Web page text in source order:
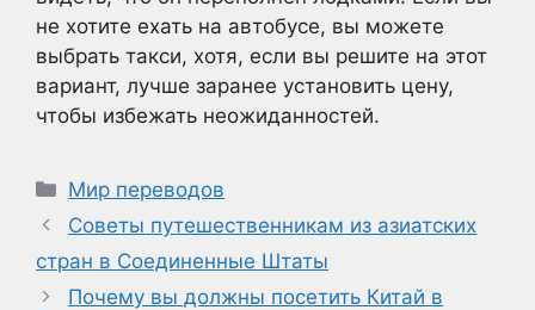
не хотите ехать на автобусе, вы можете
выбрать такси, хотя, если вы решите на этот
вариант, лучше заранее установить цену,
чтобы избежать неожиданностей.
Рубрики
Мир переводов
Советы путешественникам из азиатских
стран в Соединенные Штаты
Почему вы должны посетить Китай в